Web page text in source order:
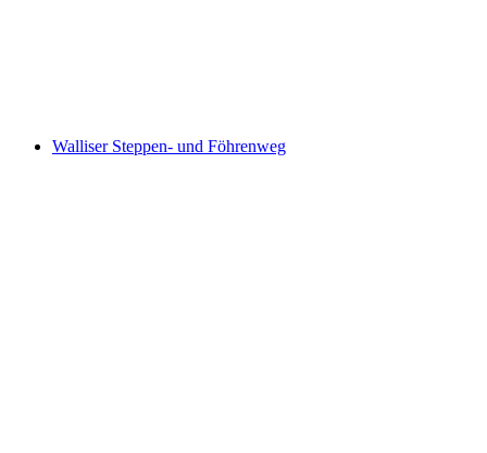
Walliser Steppen- und Föhrenweg